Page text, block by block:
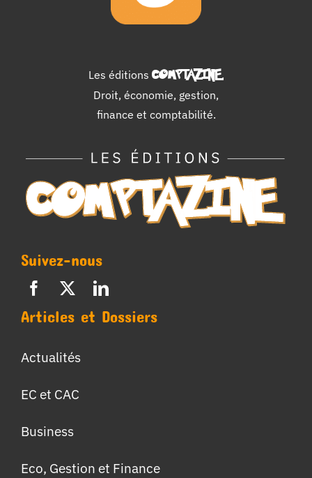
Les éditions COMPTAZINE.
Droit, économie, gestion,
finance et comptabilité.
Suivez-nous
Articles et Dossiers
Actualités
EC et CAC
Business
Eco, Gestion et Finance